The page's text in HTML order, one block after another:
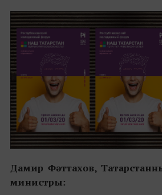
Дамир Фәттахов,
министры: